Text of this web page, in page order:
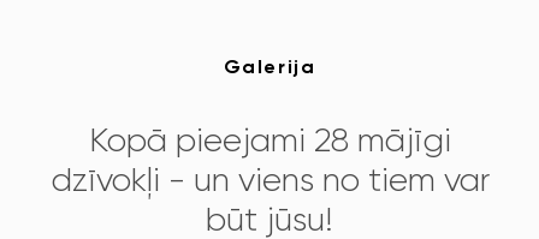
Galerija
Kopā pieejami 28 mājīgi
dzīvokļi - un viens no tiem var
būt jūsu!